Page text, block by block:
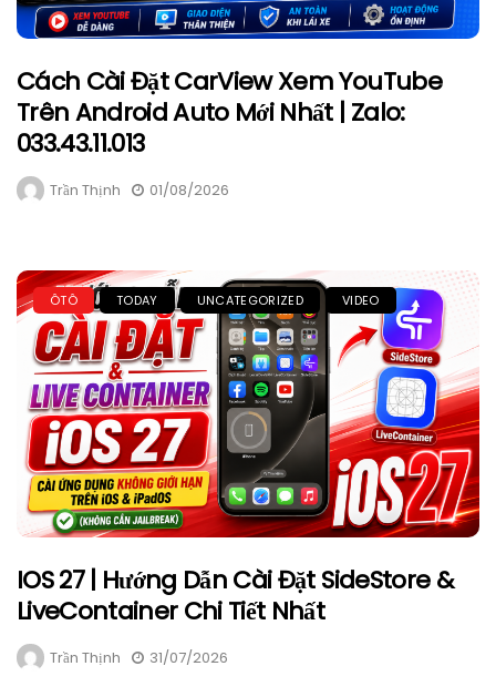
Cách Cài Đặt CarView Xem YouTube
Trên Android Auto Mới Nhất | Zalo:
033.43.11.013
Trần Thịnh 01/08/2026
ÔTÔ TODAY UNCATEGORIZED VIDEO
IOS 27 | Hướng Dẫn Cài Đặt SideStore &
LiveContainer Chi Tiết Nhất
Trần Thịnh 31/07/2026